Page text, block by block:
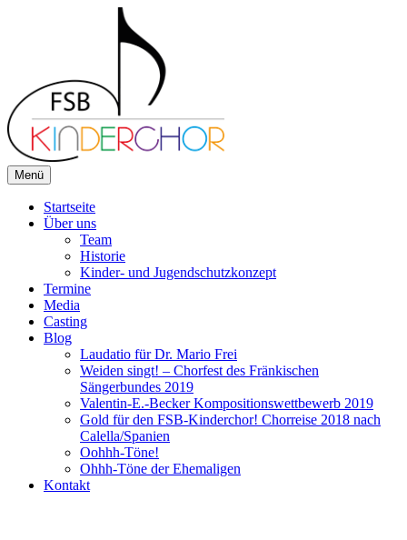
FSB-Kinderchor
Du singst gerne? Wir auch!
Menü
Startseite
Über uns
Team
Historie
Kinder- und Jugendschutzkonzept
Termine
Media
Casting
Blog
Laudatio für Dr. Mario Frei
Weiden singt! – Chorfest des Fränkischen
Sängerbundes 2019
Valentin-E.-Becker Kompositionswettbewerb 2019
Gold für den FSB-Kinderchor! Chorreise 2018 nach
Calella/Spanien
Oohhh-Töne!
Ohhh-Töne der Ehemaligen
Kontakt